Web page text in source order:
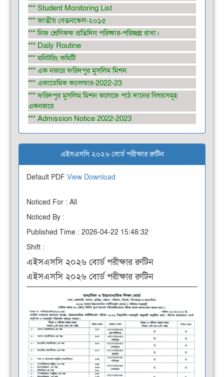
*** Student Monitoring List
*** জাতীয় বেতনস্কেল-২০১৫
*** নিজ শ্রেণিকক্ষ প্রতিদিন পরিষ্কার-পরিচ্ছন্ন রাখা।
*** Daily Routine
*** মনিটরিং কমিটি
*** এক নজরে ফরিদপুর মুসলিম মিশন
*** একাডেমিক ক্যালন্ডার-2022-23
*** ফরিদপুর মুসলিম মিশন কলেজে পাঠ দানের বিষয়সমূহ
একনজরে
*** Admission Notice 2022-2023
এইসএসসি ২০২৬ বোর্ড পরীক্ষার রুটিন
Default PDFView Download
Noticed For : All
Noticed By :
Published Time : 2026-04-22 15:48:32
Shift :
এইসএসসি ২০২৬ বোর্ড পরীক্ষার রুটিন
এইসএসসি ২০২৬ বোর্ড পরীক্ষার রুটিন